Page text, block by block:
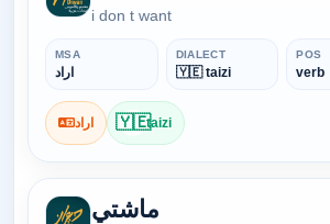
i don t want
MSA
اراد
DIALECT
🇾🇪 taizi
POS
verb
اراد 🇾🇪taizi
ماشتي